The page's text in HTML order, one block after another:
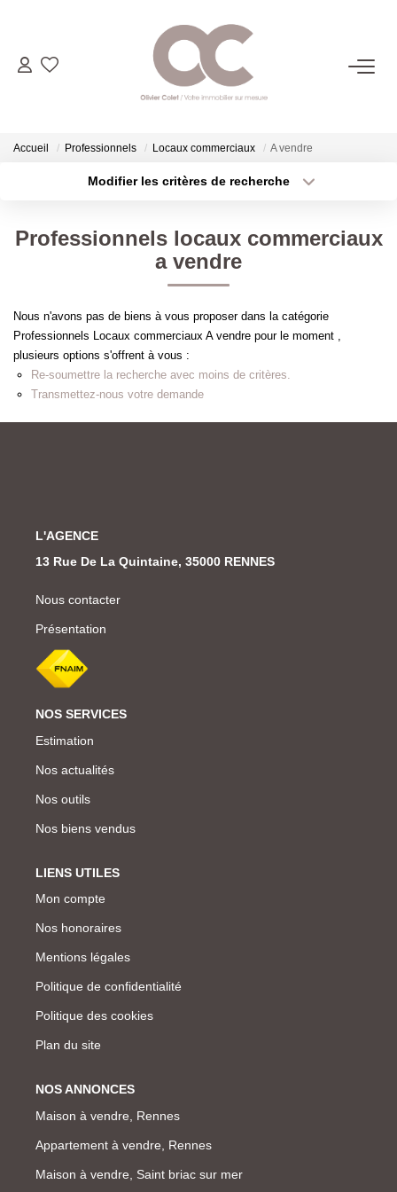
06.14.98.69.34
ACHETER
ESTIMER
CONTACT
Accueil Professionnels Locaux commerciaux A vendre
Modifier les critères de recherche
Type de bien
Surface min
Créer une alerte
Professionnels locaux commerciaux
a vendre
Nous n'avons pas de biens à vous proposer dans la catégorie
Professionnels Locaux commerciaux A vendre pour le moment ,
plusieurs options s'offrent à vous :
Re-soumettre la recherche avec moins de critères.
Transmettez-nous votre demande
L'AGENCE
13 Rue De La Quintaine, 35000 RENNES
Nous contacter
Présentation
NOS SERVICES
Estimation
Nos actualités
Nos outils
Nos biens vendus
LIENS UTILES
Mon compte
Nos honoraires
Mentions légales
Politique de confidentialité
Politique des cookies
Plan du site
NOS ANNONCES
Maison à vendre, Rennes
Appartement à vendre, Rennes
Maison à vendre, Saint briac sur mer